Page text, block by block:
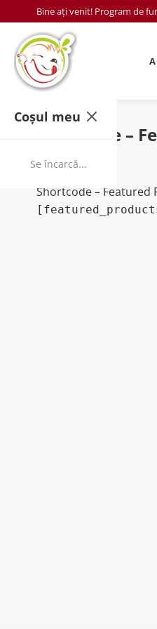
Bine ați venit! Program de
Coșul meu
Se încarcă...
Shortcode –
Acasa
Shortcode – Featured